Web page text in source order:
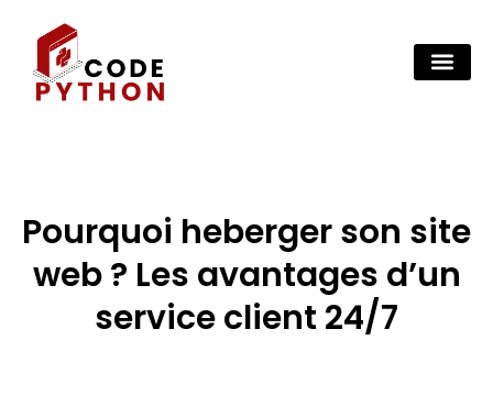
Pourquoi heberger son site
web ? Les avantages d’un
service client 24/7